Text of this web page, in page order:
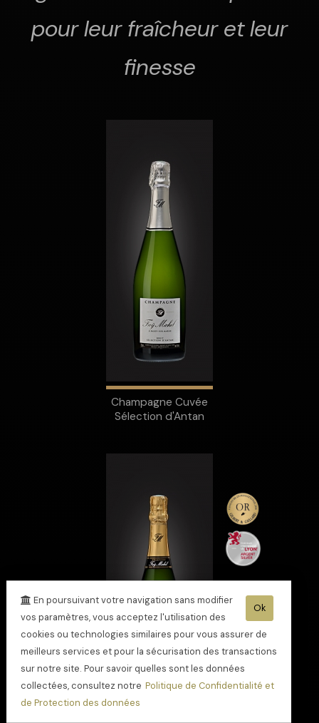
pour leur fraîcheur et leur
finesse
Champagne Cuvée
Sélection d'Antan
Ok
En poursuivant votre navigation sans modifier
vos paramètres, vous acceptez l'utilisation des
cookies ou technologies similaires pour vous assurer de
meilleurs services et pour la sécurisation des transactions
sur notre site. Pour savoir quelles sont les données
collectées, consultez notre Politique de Confidentialité et
de Protection des données